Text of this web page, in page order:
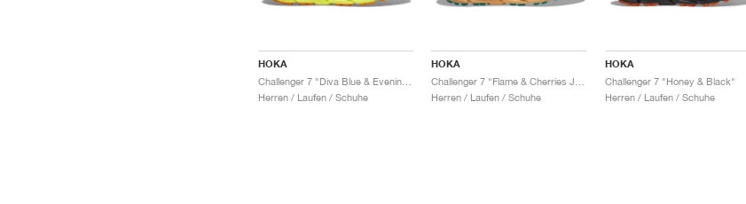
HOKA
Challenger 7 "Diva Blue & Evening Primrose"
Herren / Laufen / Schuhe
HOKA
Herren / Laufen / Schuhe
HOKA
Challenger 7 "Honey & Black"
Herren / Laufen / Schuhe